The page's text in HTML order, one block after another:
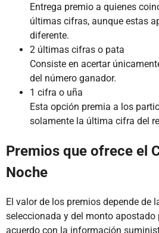
Entrega premio a quienes
últimas cifras, aunque estas
diferente.
2 últimas cifras o pata
Consiste en acertar
del número ganador.
1 cifra o uña
Esta opción premia a los
solamente la última cifra del
Premios que ofrece el
Noche
El valor de los premios depende de
seleccionada y del monto apostado
acuerdo con la información